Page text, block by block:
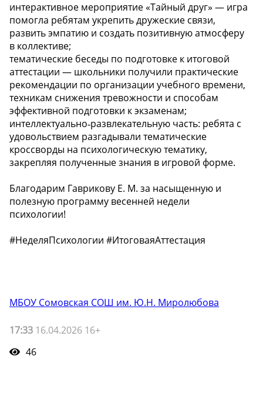
интерактивное мероприятие «Тайный друг» — игра
помогла ребятам укрепить дружеские связи,
развить эмпатию и создать позитивную атмосферу
в коллективе;
тематические беседы по подготовке к итоговой
аттестации — школьники получили практические
рекомендации по организации учебного времени,
техникам снижения тревожности и способам
эффективной подготовки к экзаменам;
интеллектуально‑развлекательную часть: ребята с
удовольствием разгадывали тематические
кроссворды на психологическую тематику,
закрепляя полученные знания в игровой форме.
Благодарим Гаврикову Е. М. за насыщенную и
полезную программу весенней недели
психологии!
#НеделяПсихологии #ИтоговаяАттестация
МБОУ Сомовская СОШ им. Ю.Н. Миролюбова
17:33 16.04.2026 16+
46